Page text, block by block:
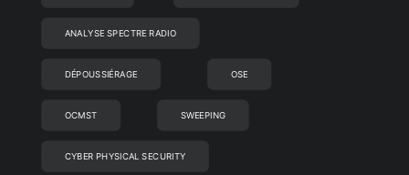
ANALYSE SPECTRE RADIO
DÉPOUSSIÉRAGE OSE
OCMST SWEEPING
CYBER PHYSICAL SECURITY